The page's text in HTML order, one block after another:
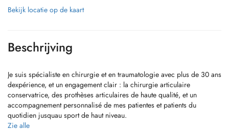
Bekijk locatie op de kaart
Beschrijving
Je suis spécialiste en chirurgie et en traumatologie avec plus de 30 ans
dexpérience, et un engagement clair : la chirurgie articulaire
conservatrice, des prothèses articulaires de haute qualité, et un
accompagnement personnalisé de mes patientes et patients du
quotidien jusquau sport de haut niveau.
Zie alle